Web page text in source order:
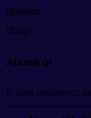
İşlərimiz
Əlaqə
Abunə ol